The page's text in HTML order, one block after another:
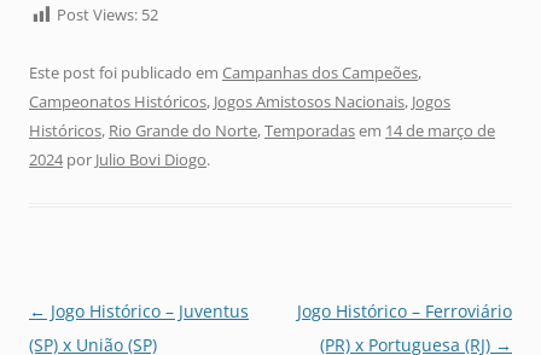
Post Views: 52
Este post foi publicado em Campanhas dos Campeões,
Campeonatos Históricos, Jogos Amistosos Nacionais, Jogos
Históricos, Rio Grande do Norte,Temporadasem 14 de março de
2024por Julio Bovi Diogo.
Navegação
de
← Jogo Histórico – Juventus
(SP) x União (SP)
Jogo Histórico – Ferroviário
(PR) x Portuguesa (RJ) →